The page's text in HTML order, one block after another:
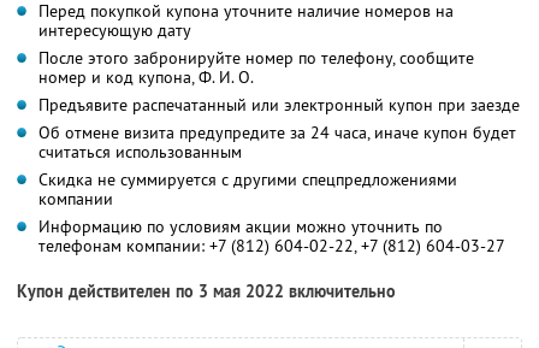
Перед покупкой купона уточните наличие номеров на
интересующую дату
После этого забронируйте номер по телефону, сообщите
номер и код купона, Ф. И. О.
Предъявите распечатанный или электронный купон при заезде
Об отмене визита предупредите за 24 часа, иначе купон будет
считаться использованным
Скидка не суммируется с другими спецпредложениями
компании
Информацию по условиям акции можно уточнить по
телефонам компании: +7 (812) 604-02-22, +7 (812) 604-03-27
Купон действителен по 3 мая 2022 включительно